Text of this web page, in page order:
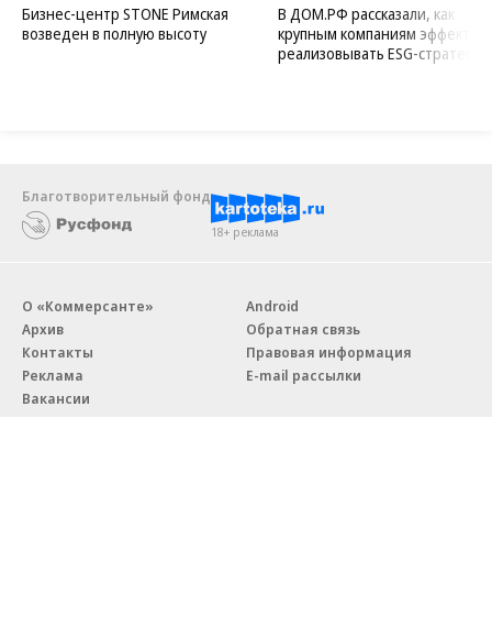
Бизнес-центр STONE Римская
возведен в полную высоту
В ДОМ.РФ рассказали, как
крупным компаниям
реализовывать ESG-стратегию
Благотворительный фонд
18+ реклама
О «Коммерсанте»
Архив
Контакты
Реклама
Вакансии
Android
Обратная связь
Правовая информация
E-mail рассылки